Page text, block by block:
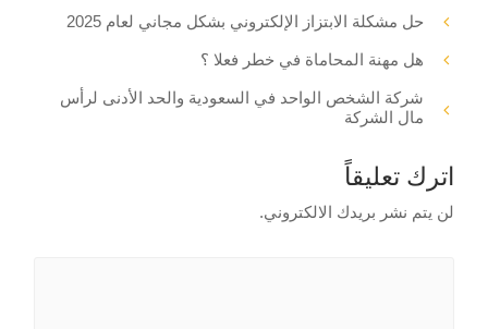
حل مشكلة الابتزاز الإلكتروني بشكل مجاني لعام 2025
هل مهنة المحاماة في خطر فعلا ؟
شركة الشخص الواحد في السعودية والحد الأدنى لرأس
مال الشركة
اترك تعليقاً
لن يتم نشر بريدك الالكتروني.